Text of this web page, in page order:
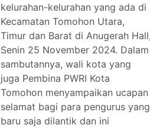
kelurahan-kelurahan yang ada di
Kecamatan Tomohon Utara,
Timur dan Barat di Anugerah
Senin 25 November 2024. Dalam
sambutannya, wali kota yang
juga Pembina PWRI Kota
Tomohon menyampaikan ucapan
selamat bagi para pengurus yang
baru saja dilantik dan ini